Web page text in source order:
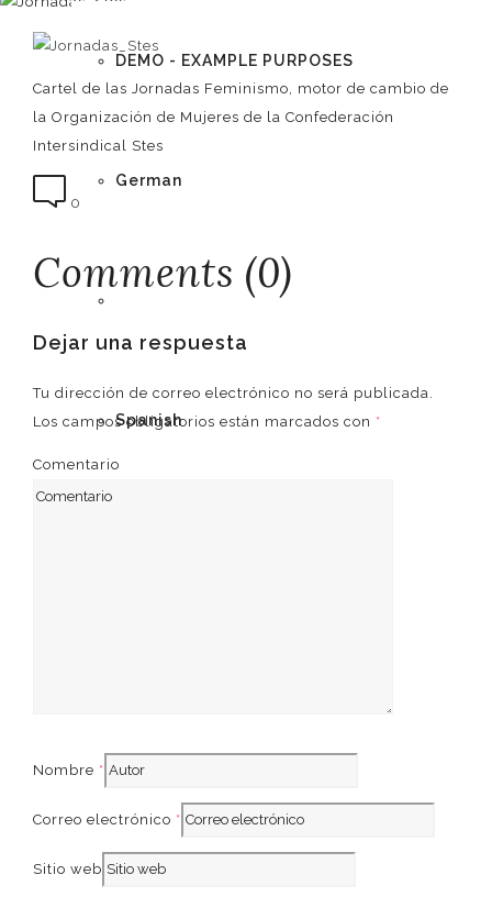
DEMO - EXAMPLE PURPOSES
German
Spanish
Cartel de las Jornadas Feminismo, motor de cambio de
la Organización de Mujeres de la Confederación
Intersindical Stes
0
Comments (0)
Dejar una respuesta
Tu dirección de correo electrónico no será publicada.
Los campos obligatorios están marcados con *
Comentario
Nombre *
Correo electrónico *
Sitio web